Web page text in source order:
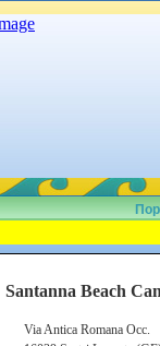
Santanna Beach
Via Antica Romana Occ.